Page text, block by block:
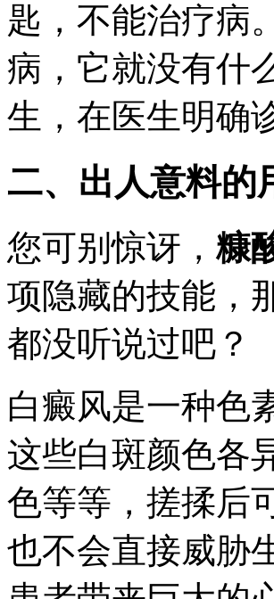
匙，不能治疗病
病，它就没有什
生，在医生明确
二、出人意料的
您可别惊讶， 糠
项隐藏的技能，
都没听说过吧？
白癜风是一种色
这些白斑颜色各
色等等，搓揉后
也不会直接威胁